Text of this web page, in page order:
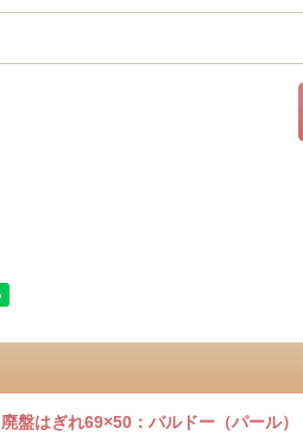
盤はぎれ69×50：バルドー（パール）